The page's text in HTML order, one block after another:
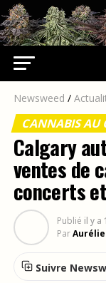
Newsweed /
CANNABIS AU
Calgary
ventes de
concerts
Publié il y a
Par
Suivre